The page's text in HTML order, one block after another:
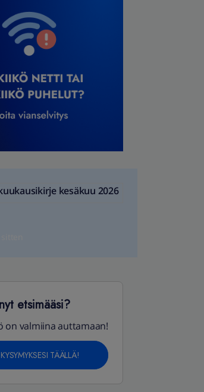
kesäkuu 2026
etsimääsi?
on valmiina auttamaan!
TÄÄLLÄ!